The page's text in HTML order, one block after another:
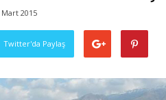
Mart 2015
Twitter'da Paylaş